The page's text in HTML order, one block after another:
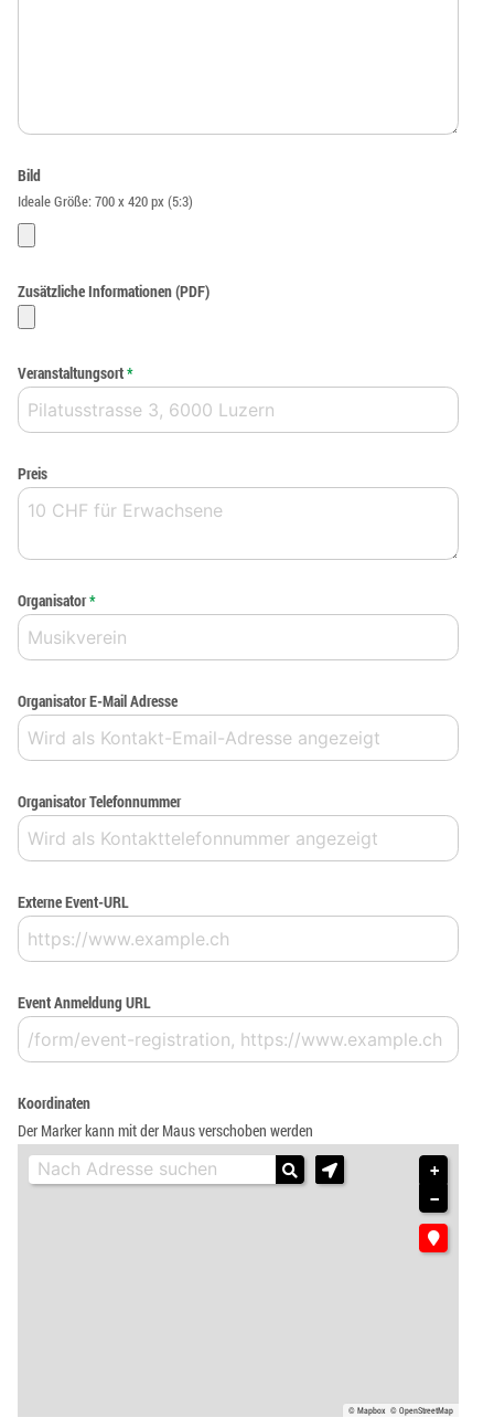
Bild
Ideale Größe: 700 x 420 px (5:3)
Zusätzliche Informationen (PDF)
Veranstaltungsort*
Preis
Organisator*
Organisator E-Mail Adresse
Organisator Telefonnummer
Externe Event-URL
Event Anmeldung URL
Koordinaten
Der Marker kann mit der Maus verschoben werden
+
−
© Mapbox © OpenStreetMap